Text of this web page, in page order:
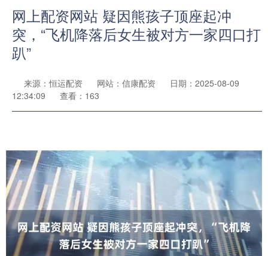
网上配资网站 疑因熊孩子顶座起冲
突，“飞机降落后女生被对方一家四口打
趴”
来源：恒运配资 网站：信康配资
日期：2025-08-09
12:34:09
查看：163